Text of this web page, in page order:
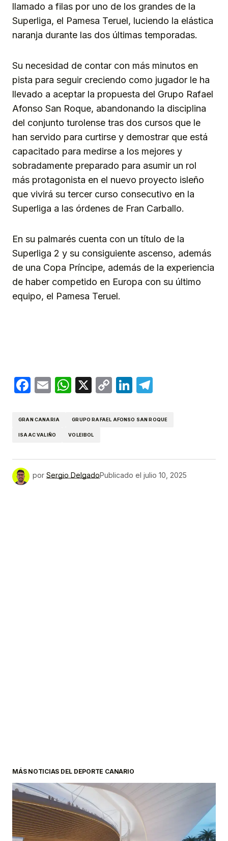
llamado a filas por uno de los grandes de la
Superliga, el Pamesa Teruel, luciendo la elástica
naranja durante las dos últimas temporadas.
Su necesidad de contar con más minutos en
pista para seguir creciendo como jugador le ha
llevado a aceptar la propuesta del Grupo Rafael
Afonso San Roque, abandonando la disciplina
del conjunto turolense tras dos cursos que le
han servido para curtirse y demostrar que está
capacitado para medirse a los mejores y
sobradamente preparado para asumir un rol
más protagonista en el nuevo proyecto isleño
que vivirá su tercer curso consecutivo en la
Superliga a las órdenes de Fran Carballo.
En su palmarés cuenta con un título de la
Superliga 2 y su consiguiente ascenso, además
de una Copa Príncipe, además de la experiencia
de haber competido en Europa con su último
equipo, el Pamesa Teruel.
Facebook
EmailWhatsApp
X
CopyLinkedIn
GRAN CANARIA GRUPO RAFAEL AFONSO SAN ROQUE
ISAAC VALIÑO VOLEIBOL
por Sergio DelgadoPublicado el julio 10, 2025
MÁS NOTICIAS DEL DEPORTE CANARIO